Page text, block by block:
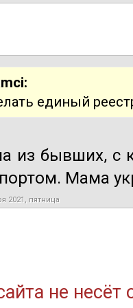
единый
из бывших, с
Мама
2021, пятница
не